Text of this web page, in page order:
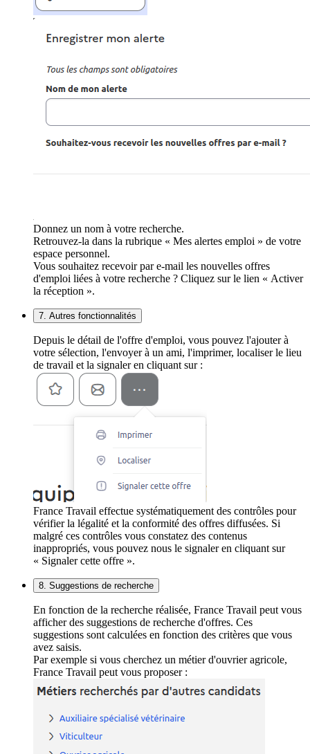
Donnez un nom à votre recherche.
Retrouvez-la dans la rubrique « Mes alertes emploi » de votre
espace personnel.
Vous souhaitez recevoir par e-mail les nouvelles offres
d'emploi liées à votre recherche ? Cliquez sur le lien « Activer
la réception ».
7. Autres fonctionnalités
Depuis le détail de l'offre d'emploi, vous pouvez l'ajouter à
votre sélection, l'envoyer à un ami, l'imprimer, localiser le lieu
de travail et la signaler en cliquant sur :
France Travail effectue systématiquement des contrôles pour
vérifier la légalité et la conformité des offres diffusées. Si
malgré ces contrôles vous constatez des contenus
inappropriés, vous pouvez nous le signaler en cliquant sur
« Signaler cette offre ».
8. Suggestions de recherche
En fonction de la recherche réalisée, France Travail peut vous
afficher des suggestions de recherche d'offres. Ces
suggestions sont calculées en fonction des critères que vous
avez saisis.
Par exemple si vous cherchez un métier d'ouvrier agricole,
France Travail peut vous proposer :